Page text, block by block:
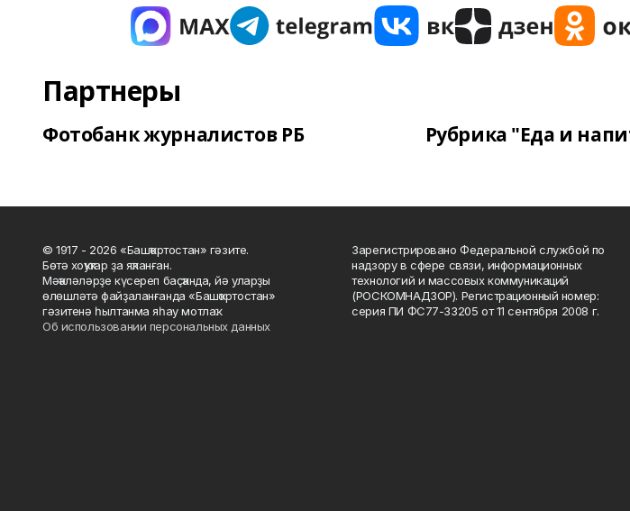
Партнеры
Фотобанк журналистов РБ Рубрика "Еда и
© 1917 - 2026 «Башҡортостан» гәзите.
Бөтә хоҡуҡтар ҙа яҡланған.
Мәҡәләләрҙе күсереп баҫҡанда, йә уларҙы
өлөшләтә файҙаланғанда «Башҡортостан»
гәзитенә һылтанма яһау мотлаҡ.
Об использовании персональных данных
Зарегистрировано Федеральной службой по
надзору в сфере связи, информационных
технологий и массовых коммуникаций
(РОСКОМНАДЗОР). Регистрационный номер:
серия ПИ ФС77-33205 от 11 сентября 2008 г.